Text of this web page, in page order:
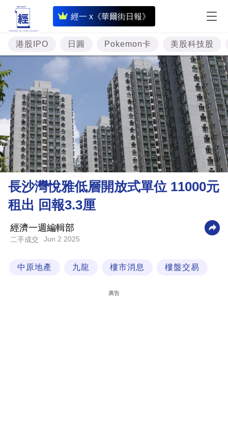
經一 x《華爾街日報》
即
時
財
經
投
資
樓
市
理
財
商
業
科
港股IPO 日圓 Pokemon卡 美股科技股
長沙灣悅雅低層開放式單位 11000元
租出 回報3.3厘
經濟一週編輯部
二手成交 Jun 2 2025
中原地產 九龍 樓市消息 樓盤交易
廣告